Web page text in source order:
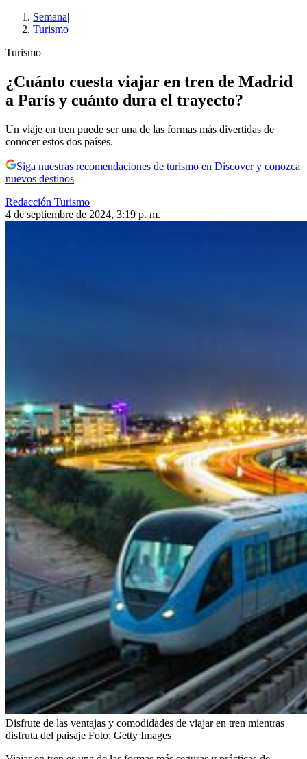
Semana|
Turismo
Turismo
¿Cuánto cuesta viajar en tren de Madrid
a París y cuánto dura el trayecto?
Un viaje en tren puede ser una de las formas más divertidas de
conocer estos dos países.
Siga nuestras recomendaciones de turismo en Discover y conozca
nuevos destinos
Redacción Turismo
4 de septiembre de 2024, 3:19 p. m.
Disfrute de las ventajas y comodidades de viajar en tren mientras
disfruta del paisaje Foto: Getty Images